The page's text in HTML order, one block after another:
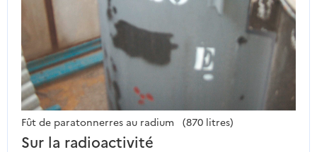
Fût de paratonnerres au radium (870 litres)
Sur la radioactivité